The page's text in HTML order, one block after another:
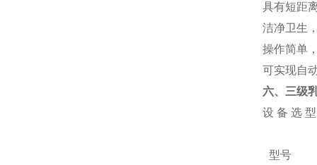
具有短距
洁净卫生
操作简单
可实现自
六、三级
设 备 选
型号